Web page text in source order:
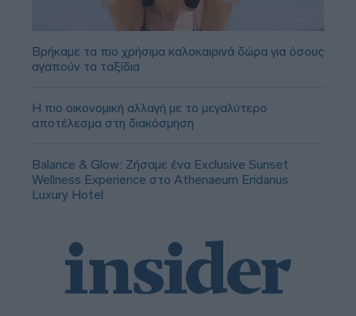
Βρήκαμε τα πιο χρήσιμα καλοκαιρινά δώρα για όσους
αγαπούν τα ταξίδια
Η πιο οικονομική αλλαγή με το μεγαλύτερο
αποτέλεσμα στη διακόσμηση
Balance & Glow: Ζήσαμε ένα Exclusive Sunset
Wellness Experience στο Athenaeum Eridanus
Luxury Hotel